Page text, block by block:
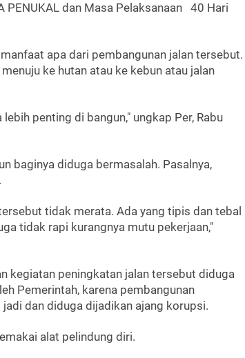
PENUKAL dan Masa Pelaksanaan 40 Hari
apa dari pembangunan jalan tersebut.
ke hutan atau ke kebun atau jalan
penting di bangun," ungkap Per, Rabu
baginya diduga bermasalah. Pasalnya,
tidak merata. Ada yang tipis dan tebal
tidak rapi kurangnya mutu pekerjaan,"
kegiatan peningkatan jalan tersebut diduga
Pemerintah, karena pembangunan
dan diduga dijadikan ajang korupsi.
alat pelindung diri.